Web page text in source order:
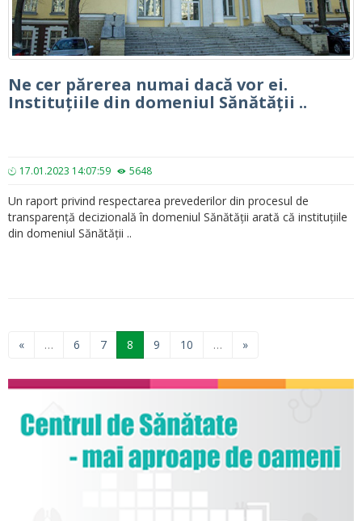
Ne cer părerea numai dacă vor ei.
Instituțiile din domeniul Sănătății ..
17.01.2023 14:07:59 5648
Un raport privind respectarea prevederilor din procesul de
transparență decizională în domeniul Sănătății arată că instituțiile
din domeniul Sănătății ..
« … 6 7 8 9 10 … »